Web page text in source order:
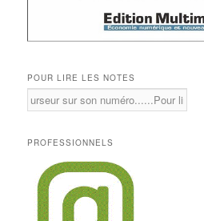
POUR LIRE LES NOTES
PROFESSIONNELS